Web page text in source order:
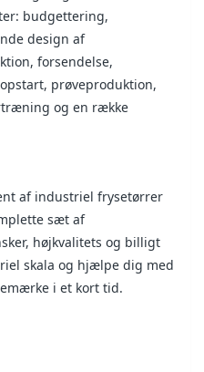
budgettering,
design af
forsendelse,
prøveproduktion,
og en række
af industriel frysetørrer
sæt af
højkvalitets og billigt
skala og hjælpe dig med
i et kort tid.